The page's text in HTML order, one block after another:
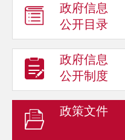
政府信息
公开目录
政府信息
公开制度
政策文件